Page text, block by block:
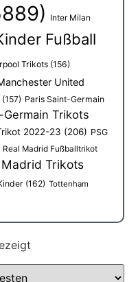
Inter Milan
Fußball
Trikots (156)
United
(157) Paris Saint-Germain
Germain Trikots
2022-23 (206) PSG
Real Madrid Fußballtrikot
Madrid Trikots
(162) Tottenham